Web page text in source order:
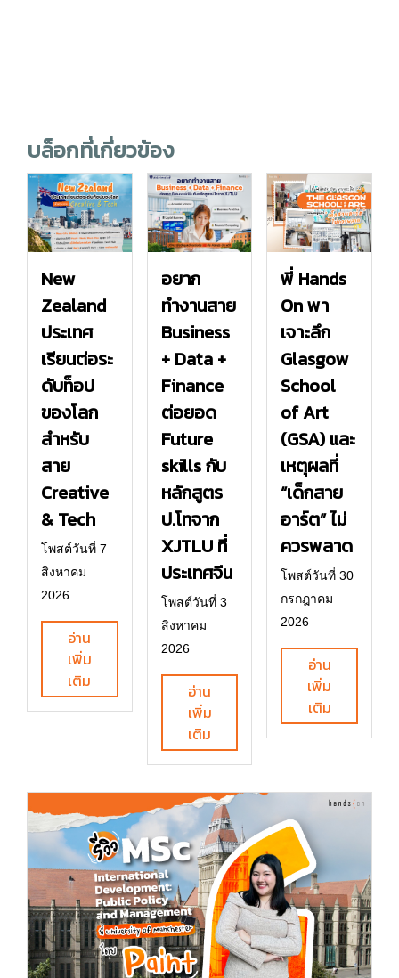
บล็อกที่เกี่ยวข้อง
New
Zealand
ประเทศ
เรียนต่อระ
ดับท็อป
ของโลก
สำหรับ
สาย
Creative
& Tech
โพสต์วันที่ 7
สิงหาคม
2026
อ่าน
เพิ่ม
เติม
อยาก
ทำงานสาย
Business
+ Data +
Finance
ต่อยอด
Future
skills กับ
หลักสูตร
ป.โทจาก
XJTLU ที่
ประเทศจีน
โพสต์วันที่ 3
สิงหาคม
2026
อ่าน
เพิ่ม
เติม
พี่ Hands
On พา
เจาะลึก
Glasgow
School
of Art
(GSA) และ
เหตุผลที่
“เด็กสาย
อาร์ต” ไม่
ควรพลาด
โพสต์วันที่ 30
กรกฎาคม
2026
อ่าน
เพิ่ม
เติม